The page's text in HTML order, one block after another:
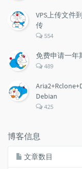
数：
VPS上传文件
传
评
数：
554
免费申请一年
评
数：
489
Debian
评
425
博客信息
文章数目